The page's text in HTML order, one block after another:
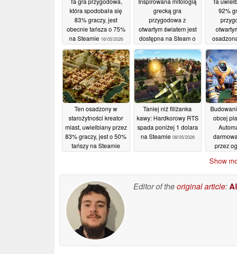
która spodobała się
83% graczy, jest
obecnie tańsza o 75%
na Steamie 16/05/2026
grecką gra
przygodowa z
otwartym światem jest
dostępna na Steam o
15/05/2026
92%
o 75%
14/
Ten osadzony w
starożytności kreator
miast, uwielbiany przez
83% graczy, jest o 50%
tańszy na Steamie
Taniej niż filiżanka
kawy: Hardkorowy RTS
spada poniżej 1 dolara
na Steamie 08/05/2026
obcej
przez
Show
Editor of theoriginal article: